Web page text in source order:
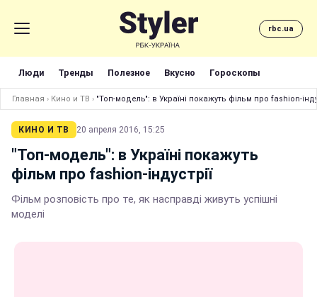
rbc.ua
Люди Тренды Полезное Вкусно Гороскопы
Главная › Кино и ТВ › "Топ-модель": в Україні покажуть фільм про fashion-
КИНО И ТВ 20 апреля 2016, 15:25
"Топ-модель": в Україні покажуть
фільм про fashion-індустрії
Фільм розповість про те, як насправді живуть успішні
моделі